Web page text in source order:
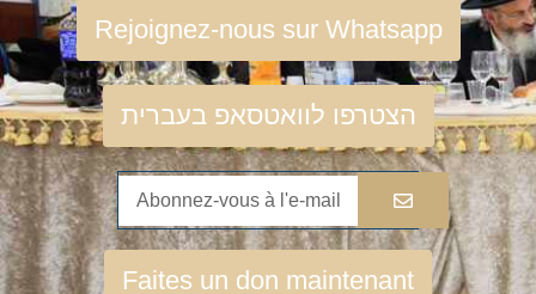
Rejoignez-nous sur Whatsapp
הצטרפו לוואטסאפ בעברית
Faites un don maintenant